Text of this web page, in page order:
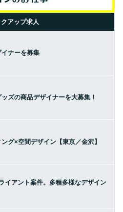
クアップ求人
ナーを募集
ズの商品デザイナーを大募集！
グ×空間デザイン【東京／金沢】
イアント案件。多種多様なデザイン